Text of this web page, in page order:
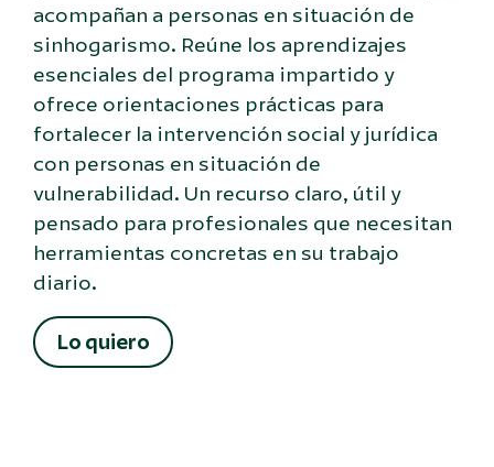
acompañan a personas en situación de
sinhogarismo. Reúne los aprendizajes
esenciales del programa impartido y
ofrece orientaciones prácticas para
fortalecer la intervención social y jurídica
con personas en situación de
vulnerabilidad. Un recurso claro, útil y
pensado para profesionales que necesitan
herramientas concretas en su trabajo
diario.
Lo quiero